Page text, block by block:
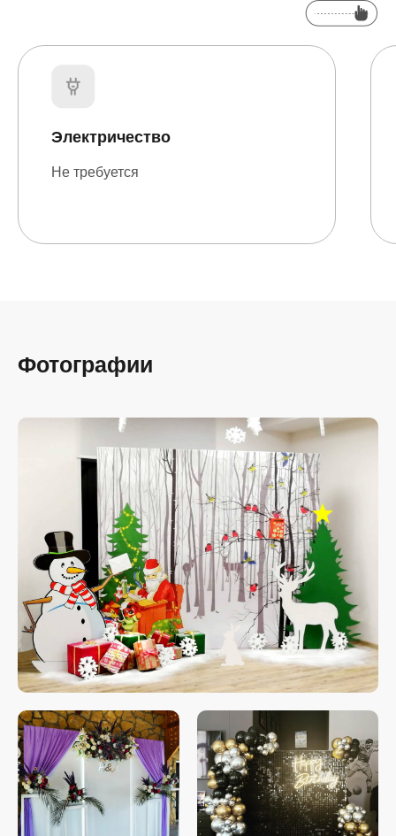
Электричество
Не требуется
Фотографии